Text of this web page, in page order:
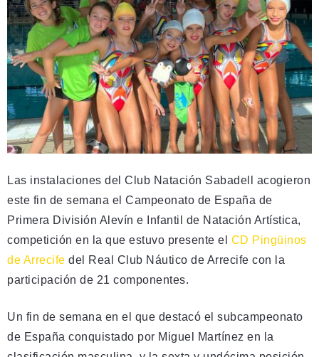
Las instalaciones del Club Natación Sabadell acogieron
este fin de semana el Campeonato de España de
Primera División Alevín e Infantil de Natación Artística,
competición en la que estuvo presente el CD Pingüinos
de Arrecife del Real Club Náutico de Arrecife con la
participación de 21 componentes.
Un fin de semana en el que destacó el subcampeonato
de España conquistado por Miguel Martínez en la